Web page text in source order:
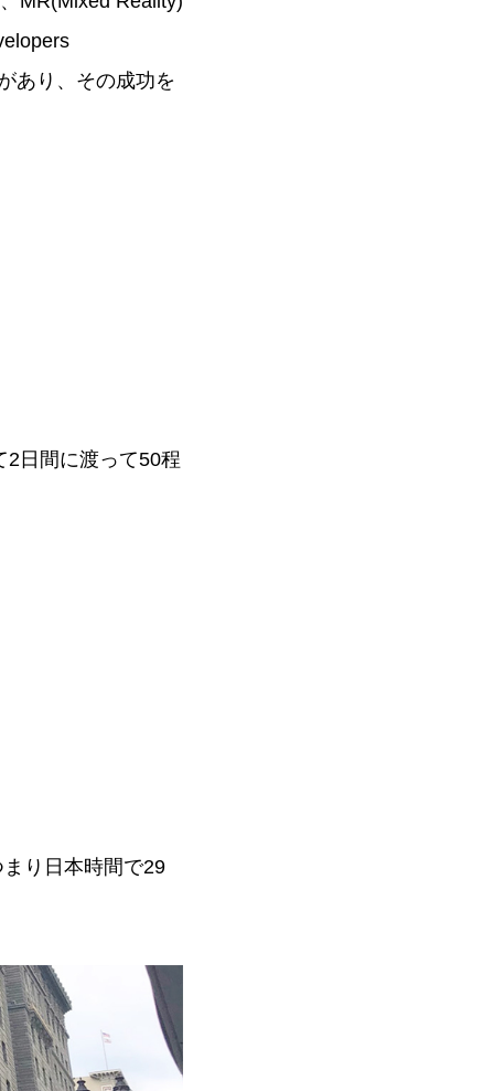
あり、その成功を
2日間に渡って50程
り日本時間で29